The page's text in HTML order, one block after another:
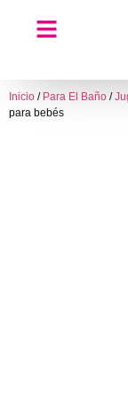
Inicio / Para El Baño /
para bebés